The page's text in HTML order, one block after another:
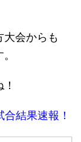
大会からも
結果速報！